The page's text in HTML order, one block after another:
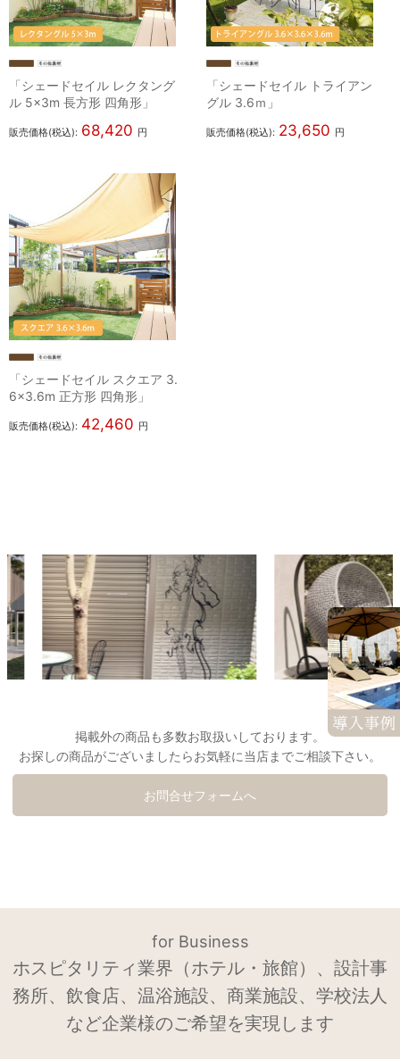
「シェードセイル レクタング
ル 5×3m 長方形 四角形」
販売価格(税込): 68,420 円
「シェードセイル トライアン
グル 3.6ｍ」
販売価格(税込): 23,650 円
「シェードセイル スクエア 3.
6×3.6m 正方形 四角形」
販売価格(税込): 42,460 円
掲載外の商品も多数お取扱いしております。
お探しの商品がございましたらお気軽に当店までご相談下さい。
お問合せフォームへ
for Business
ホスピタリティ業界（ホテル・旅館）、設計事
務所、飲食店、温浴施設、商業施設、学校法人
など企業様のご希望を実現します